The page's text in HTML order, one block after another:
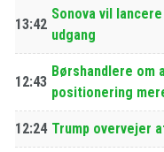
13:42
Sonova vil
udgang
12:43
Børshandlere om
positionering
12:24 Trump overvejer